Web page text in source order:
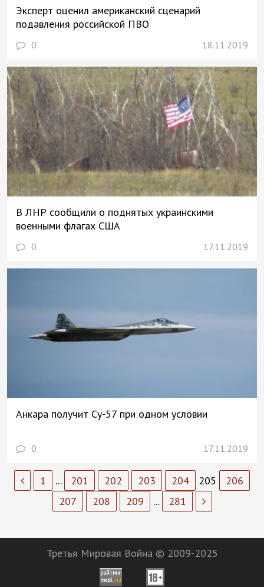
Эксперт оценил американский сценарий
подавления российской ПВО
0 18.11.2019
В ЛНР сообщили о поднятых украинскими
военными флагах США
0 17.11.2019
Анкара получит Су-57 при одном условии
0 17.11.2019
1 ... 201 202 203 204 205
206
207
208 209 ... 281
Третья Мировая Война © 2009-2025